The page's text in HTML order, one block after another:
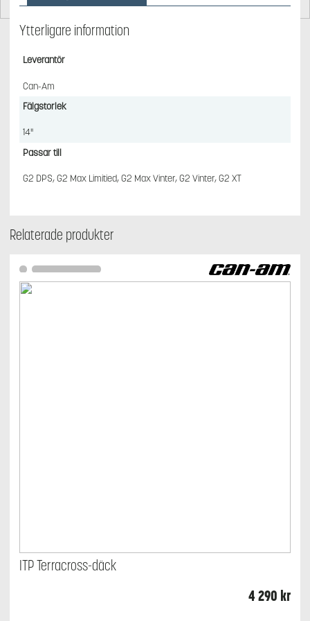
Ytterligare information
Leverantör
Can-Am
Fälgstorlek
14"
Passar till
G2 DPS, G2 Max Limitied, G2 Max Vinter, G2 Vinter, G2 XT
Relaterade produkter
ITP Terracross-däck
4 290 kr